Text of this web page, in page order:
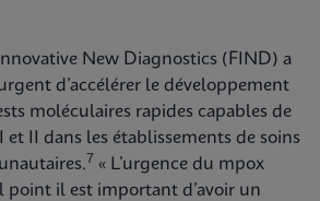
New Diagnostics (FIND) a
d’accélérer le développement
moléculaires rapides capables de
et II dans les établissements de soins
7 « L’urgence du mpox
point il est important d’avoir un